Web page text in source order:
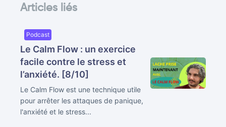
Articles liés
Podcast
Le Calm Flow : un exercice
facile contre le stress et
l’anxiété. [8/10]
Le Calm Flow est une technique utile
pour arrêter les attaques de panique,
l'anxiété et le stress...